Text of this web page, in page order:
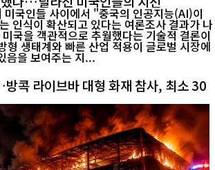
국인들 사이에서 "중국의 인공지능(AI)이
인식이 확산되고 있다는 여론조사 결과가 나
국을 객관적으로 추월했다는 기술적 결론이
형 생태계와 빠른 산업 적용이 글로벌 시장에
음을 보여주는 지...
콕 라이브바 대형 화재 참사, 최소 30